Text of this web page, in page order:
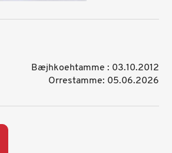
Bæjhkoehtamme : 03.10.2012
Orrestamme: 05.06.2026